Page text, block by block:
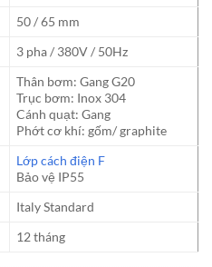
50 / 65 mm
3 pha / 380V / 50Hz
Thân bơm: Gang G20
Trục bơm: Inox 304
Cánh quạt: Gang
Phớt cơ khí: gốm/ graphite
Lớp cách điện F
Bảo vệ IP55
Italy Standard
12 tháng